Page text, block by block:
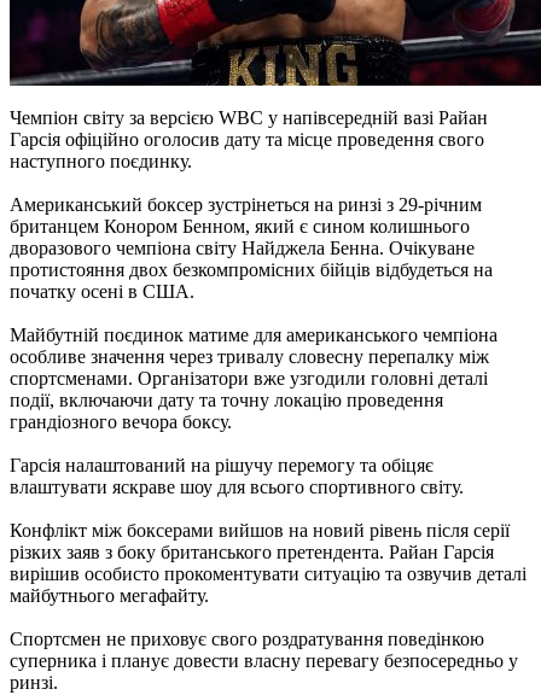
Чемпіон світу за версією WBC у напівсередній вазі Райан
Гарсія офіційно оголосив дату та місце проведення свого
наступного поєдинку.
Американський боксер зустрінеться на ринзі з 29-річним
британцем Конором Бенном, який є сином колишнього
дворазового чемпіона світу Найджела Бенна. Очікуване
протистояння двох безкомпромісних бійців відбудеться на
початку осені в США.
Майбутній поєдинок матиме для американського чемпіона
особливе значення через тривалу словесну перепалку між
спортсменами. Організатори вже узгодили головні деталі
події, включаючи дату та точну локацію проведення
грандіозного вечора боксу.
Гарсія налаштований на рішучу перемогу та обіцяє
влаштувати яскраве шоу для всього спортивного світу.
Конфлікт між боксерами вийшов на новий рівень після серії
різких заяв з боку британського претендента. Райан Гарсія
вирішив особисто прокоментувати ситуацію та озвучив деталі
майбутнього мегафайту.
Спортсмен не приховує свого роздратування поведінкою
суперника і планує довести власну перевагу безпосередньо у
ринзі.